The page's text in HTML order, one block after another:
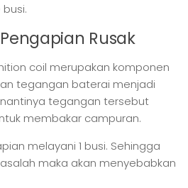
Rusak
coil merupakan komponen
tegangan baterai menjadi
tegangan tersebut
membakar campuran.
melayani 1 busi. Sehingga
maka akan menyebabkan